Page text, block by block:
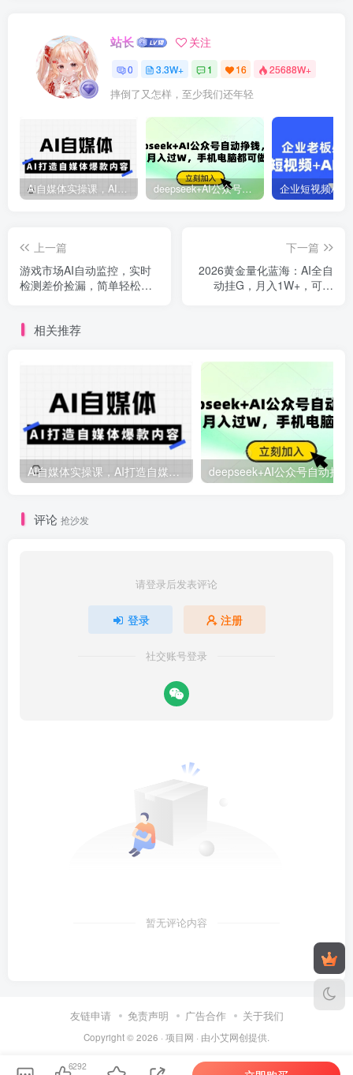
站长 关注
0 3.3W+ 1 16 25688W+
摔倒了又怎样，至少我们还年轻
Ai自媒体实操课，AI打造自媒体爆款内容 deepseek+AI公众号自动挣钱，轻松月入过W，手机电脑都可做
上一篇
游戏市场AI自动监控，实时
检测差价捡漏，简单轻松，
下一篇
2026黄金量化蓝海：AI全自
动挂G，月入1W+，可放
相关推荐
Ai自媒体实操课，AI打造自媒体爆款内容
评论 抢沙发
请登录后发表评论
登录 注册
社交账号登录
暂无评论内容
友链申请 免责声明 广告合作 关于我们
Copyright © 2026 · 项目网 · 由小艾网创提供.
6292